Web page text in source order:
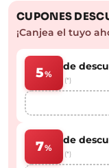
CUPONES
¡Canjea el tuyo
5%
de
(*)
7%
de
(*)